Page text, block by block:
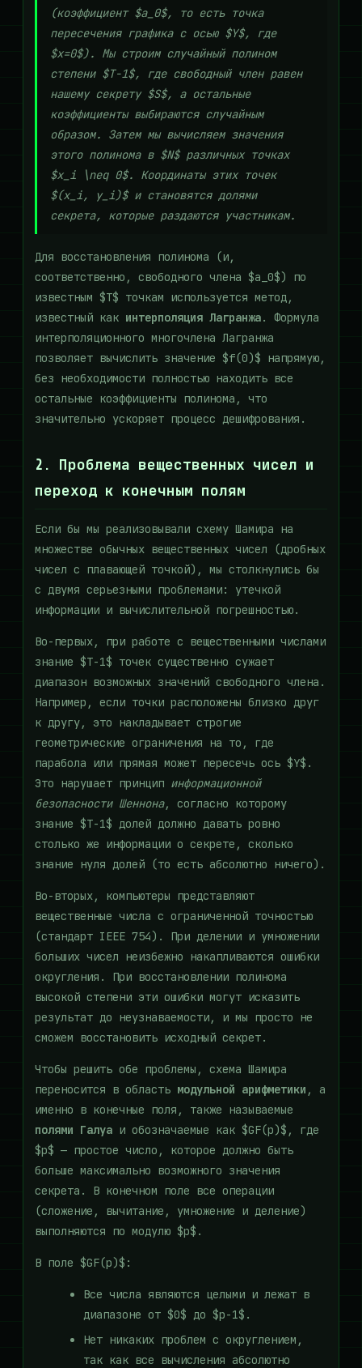
(коэффициент $a_0$, то есть точка
пересечения графика с осью $Y$, где
$x=0$). Мы строим случайный полином
степени $T-1$, где свободный член равен
нашему секрету $S$, а остальные
коэффициенты выбираются случайным
образом. Затем мы вычисляем значения
этого полинома в $N$ различных точках
$x_i \neq 0$. Координаты этих точек
$(x_i, y_i)$ и становятся долями
секрета, которые раздаются участникам.
Для восстановления полинома (и,
соответственно, свободного члена $a_0$) по
известным $T$ точкам используется метод,
известный как интерполяция Лагранжа. Формула
интерполяционного многочлена Лагранжа
позволяет вычислить значение $f(0)$ напрямую,
без необходимости полностью находить все
остальные коэффициенты полинома, что
значительно ускоряет процесс дешифрования.
2. Проблема вещественных чисел и
переход к конечным полям
Если бы мы реализовывали схему Шамира на
множестве обычных вещественных чисел (дробных
чисел с плавающей точкой), мы столкнулись бы
с двумя серьезными проблемами: утечкой
информации и вычислительной погрешностью.
Во-первых, при работе с вещественными числами
знание $T-1$ точек существенно сужает
диапазон возможных значений свободного члена.
Например, если точки расположены близко друг
к другу, это накладывает строгие
геометрические ограничения на то, где
парабола или прямая может пересечь ось $Y$.
Это нарушает принцип информационной
безопасности Шеннона, согласно которому
знание $T-1$ долей должно давать ровно
столько же информации о секрете, сколько
знание нуля долей (то есть абсолютно ничего).
Во-вторых, компьютеры представляют
вещественные числа с ограниченной точностью
(стандарт IEEE 754). При делении и умножении
больших чисел неизбежно накапливаются ошибки
округления. При восстановлении полинома
высокой степени эти ошибки могут исказить
результат до неузнаваемости, и мы просто не
сможем восстановить исходный секрет.
Чтобы решить обе проблемы, схема Шамира
переносится в область модульной арифметики , а
именно в конечные поля, также называемые
полями Галуа и обозначаемые как $GF(p)$, где
$p$ — простое число, которое должно быть
больше максимально возможного значения
секрета. В конечном поле все операции
(сложение, вычитание, умножение и деление)
выполняются по модулю $p$.
В поле $GF(p)$:
Все числа являются целыми и лежат в
диапазоне от $0$ до $p-1$.
Нет никаких проблем с округлением,
так как все вычисления абсолютно